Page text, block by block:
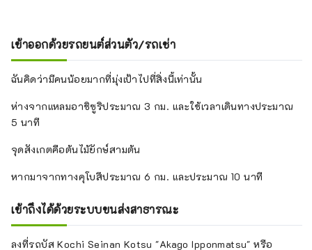
เข้าออกด้วยรถยนต์ส่วนตัว/รถเช่า
ฉันคิดว่ามีคนน้อยมากที่มุ่งเป้าไปที่สิ่งนี้เท่านั้น
ห่างจากแหลมอาชิซูริประมาณ 3 กม. และใช้เวลาเดินทางประมาณ
5 นาที
จุดสังเกตคือต้นไม้ยักษ์สามต้น
หากมาจากทางคุโบสึประมาณ 6 กม. และประมาณ 10 นาที
เข้าถึงได้ด้วยระบบขนส่งสาธารณะ
ลงที่รถบัส Kochi Seinan Kotsu "Akago Ipponmatsu" หรือ